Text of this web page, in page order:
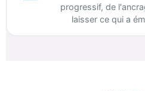
progressif, de
laisser ce qui a